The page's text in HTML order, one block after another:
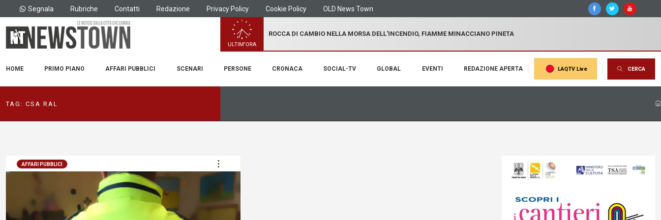
Segnala Rubriche Contatti Redazione Privacy Policy Cookie Policy OLD News Town
ULTIM'ORA
ROCCA DI CAMBIO NELLA MORSA DELL'INCENDIO, FIAMME MINACCIANO PINETA
HOME PRIMO PIANO AFFARI PUBBLICI SCENARI PERSONE CRONACA SOCIAL-TV GLOBAL EVENTI REDAZIONE APERTA LAQTV Live CERCA
TAG: CSA RAL
AFFARI PUBBLICI